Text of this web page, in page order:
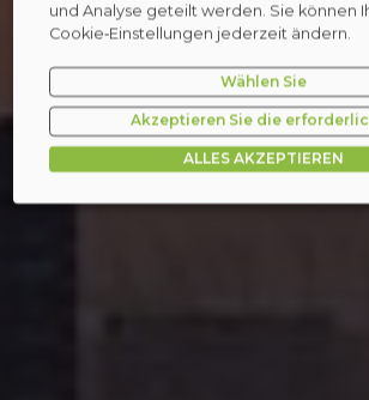
und Analyse geteilt werden. Sie können
Cookie‑Einstellungen jederzeit ändern.
Wählen Sie
Akzeptieren Sie die
ALLES AKZEPTIEREN